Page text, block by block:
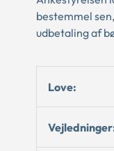
bestemmel
udbetaling af
Love: